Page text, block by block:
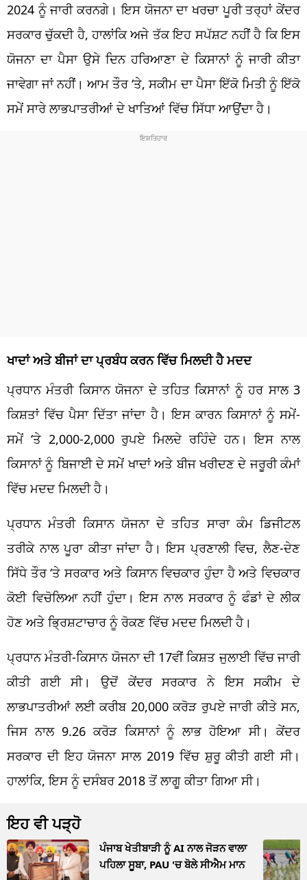
2024 ਨੂੰ ਜਾਰੀ ਕਰਨਗੇ। ਇਸ ਯੋਜਨਾ ਦਾ ਖਰਚਾ ਪੂਰੀ ਤਰ੍ਹਾਂ ਕੇਂਦਰ
ਸਰਕਾਰ ਚੁੱਕਦੀ ਹੈ, ਹਾਲਾਂਕਿ ਅਜੇ ਤੱਕ ਇਹ ਸਪੱਸ਼ਟ ਨਹੀਂ ਹੈ ਕਿ ਇਸ
ਯੋਜਨਾ ਦਾ ਪੈਸਾ ਉਸੇ ਦਿਨ ਹਰਿਆਣਾ ਦੇ ਕਿਸਾਨਾਂ ਨੂੰ ਜਾਰੀ ਕੀਤਾ
ਜਾਵੇਗਾ ਜਾਂ ਨਹੀਂ। ਆਮ ਤੌਰ ‘ਤੇ, ਸਕੀਮ ਦਾ ਪੈਸਾ ਇੱਕੋ ਮਿਤੀ ਨੂੰ ਇੱਕੋ
ਸਮੇਂ ਸਾਰੇ ਲਾਭਪਾਤਰੀਆਂ ਦੇ ਖਾਤਿਆਂ ਵਿੱਚ ਸਿੱਧਾ ਆਉਂਦਾ ਹੈ।
ਖਾਦਾਂ ਅਤੇ ਬੀਜਾਂ ਦਾ ਪ੍ਰਬੰਧ ਕਰਨ ਵਿੱਚ ਮਿਲਦੀ ਹੈ ਮਦਦ
ਪ੍ਰਧਾਨ ਮੰਤਰੀ ਕਿਸਾਨ ਯੋਜਨਾ ਦੇ ਤਹਿਤ ਕਿਸਾਨਾਂ ਨੂੰ ਹਰ ਸਾਲ 3
ਕਿਸ਼ਤਾਂ ਵਿੱਚ ਪੈਸਾ ਦਿੱਤਾ ਜਾਂਦਾ ਹੈ। ਇਸ ਕਾਰਨ ਕਿਸਾਨਾਂ ਨੂੰ ਸਮੇਂ-
ਸਮੇਂ ‘ਤੇ 2,000-2,000 ਰੁਪਏ ਮਿਲਦੇ ਰਹਿੰਦੇ ਹਨ। ਇਸ ਨਾਲ
ਕਿਸਾਨਾਂ ਨੂੰ ਬਿਜਾਈ ਦੇ ਸਮੇਂ ਖਾਦਾਂ ਅਤੇ ਬੀਜ ਖਰੀਦਣ ਦੇ ਜਰੂਰੀ ਕੰਮਾਂ
ਵਿੱਚ ਮਦਦ ਮਿਲਦੀ ਹੈ।
ਪ੍ਰਧਾਨ ਮੰਤਰੀ ਕਿਸਾਨ ਯੋਜਨਾ ਦੇ ਤਹਿਤ ਸਾਰਾ ਕੰਮ ਡਿਜੀਟਲ
ਤਰੀਕੇ ਨਾਲ ਪੂਰਾ ਕੀਤਾ ਜਾਂਦਾ ਹੈ। ਇਸ ਪ੍ਰਣਾਲੀ ਵਿਚ, ਲੈਣ-ਦੇਣ
ਸਿੱਧੇ ਤੌਰ ‘ਤੇ ਸਰਕਾਰ ਅਤੇ ਕਿਸਾਨ ਵਿਚਕਾਰ ਹੁੰਦਾ ਹੈ ਅਤੇ ਵਿਚਕਾਰ
ਕੋਈ ਵਿਚੋਲਿਆ ਨਹੀਂ ਹੁੰਦਾ। ਇਸ ਨਾਲ ਸਰਕਾਰ ਨੂੰ ਫੰਡਾਂ ਦੇ ਲੀਕ
ਹੋਣ ਅਤੇ ਭ੍ਰਿਸ਼ਟਾਚਾਰ ਨੂੰ ਰੋਕਣ ਵਿੱਚ ਮਦਦ ਮਿਲਦੀ ਹੈ।
ਪ੍ਰਧਾਨ ਮੰਤਰੀ-ਕਿਸਾਨ ਯੋਜਨਾ ਦੀ 17ਵੀਂ ਕਿਸ਼ਤ ਜੁਲਾਈ ਵਿੱਚ ਜਾਰੀ
ਕੀਤੀ ਗਈ ਸੀ। ਉਦੋਂ ਕੇਂਦਰ ਸਰਕਾਰ ਨੇ ਇਸ ਸਕੀਮ ਦੇ
ਲਾਭਪਾਤਰੀਆਂ ਲਈ ਕਰੀਬ 20,000 ਕਰੋੜ ਰੁਪਏ ਜਾਰੀ ਕੀਤੇ ਸਨ,
ਜਿਸ ਨਾਲ 9.26 ਕਰੋੜ ਕਿਸਾਨਾਂ ਨੂੰ ਲਾਭ ਹੋਇਆ ਸੀ। ਕੇਂਦਰ
ਸਰਕਾਰ ਦੀ ਇਹ ਯੋਜਨਾ ਸਾਲ 2019 ਵਿੱਚ ਸ਼ੁਰੂ ਕੀਤੀ ਗਈ ਸੀ।
ਹਾਲਾਂਕਿ, ਇਸ ਨੂੰ ਦਸੰਬਰ 2018 ਤੋਂ ਲਾਗੂ ਕੀਤਾ ਗਿਆ ਸੀ।
ਇਹ ਵੀ ਪੜ੍ਹੋ
ਪੰਜਾਬ ਖੇਤੀਬਾੜੀ ਨੂੰ AI ਨਾਲ ਜੋੜਨ ਵਾਲਾ
ਪਹਿਲਾ ਸੂਬਾ, PAU 'ਚ ਬੋਲੇ ਸੀਐਮ ਮਾਨ